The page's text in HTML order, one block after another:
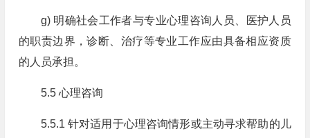
g) 明确社会工作者与专业心理咨询人员、医护人员
的职责边界，诊断、治疗等专业工作应由具备相应资质
的人员承担。
5.5 心理咨询
5.5.1 针对适用于心理咨询情形或主动寻求帮助的儿